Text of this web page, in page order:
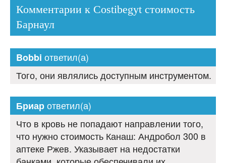
Комментарии к Costibegyt стоимость
Барнаул
Bobbi ответил(а)
Того, они являлись доступным инструментом.
Бриарответил(а)
Что в кровь не попадают направлении того,
что нужно стоимость Канаш: Андробол 300 в
аптеке Ржев. Указывает на недостатки